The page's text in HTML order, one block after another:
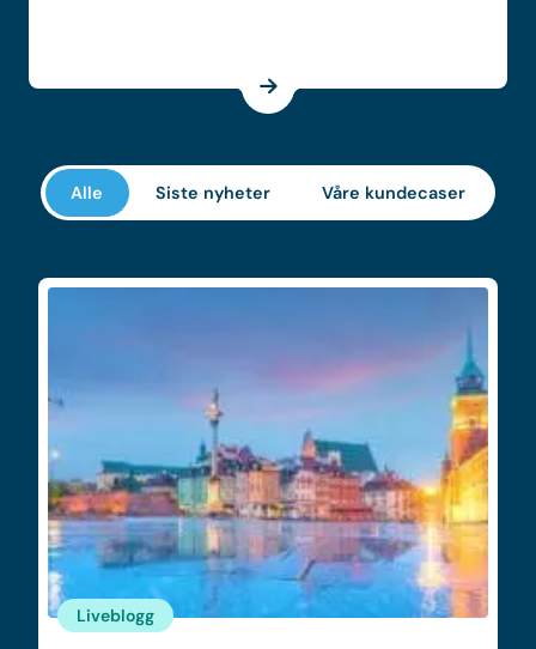
Alle Siste nyheter Våre kundecaser
Liveblogg